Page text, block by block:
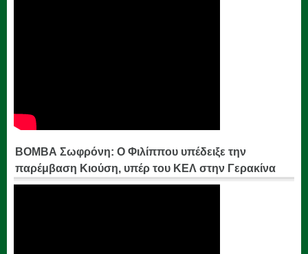
ΒΟΜΒΑ Σωφρόνη: Ο Φιλίππου υπέδειξε την
παρέμβαση Κιούση, υπέρ του ΚΕΛ στην Γερακίνα